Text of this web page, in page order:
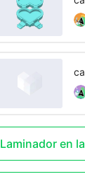
Laminador en